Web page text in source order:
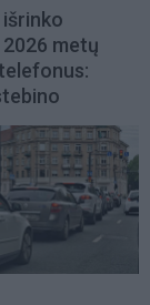
metų